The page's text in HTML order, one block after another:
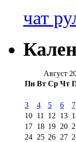
чат
Август
Пн Вт Ср Чт
3
4 5 6 7
10 11 12 13
17 18 19 20
24 25 26 27